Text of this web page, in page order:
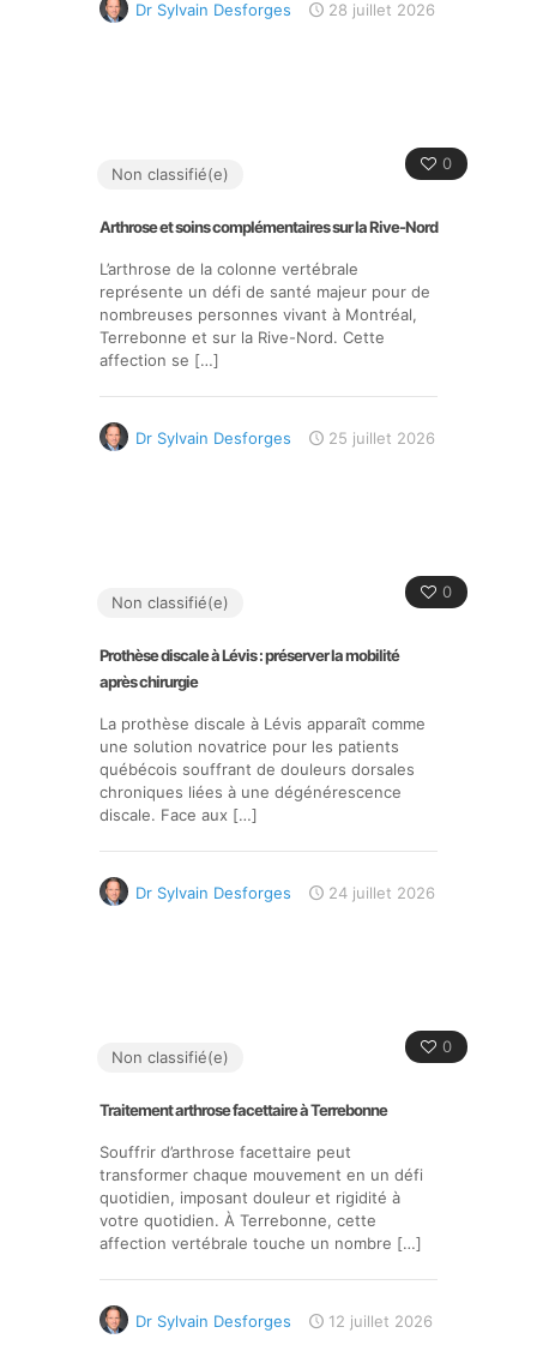
Dr Sylvain Desforges 28 juillet 2026
0
Non classifié(e)
Arthrose et soins complémentaires sur la Rive-Nord
L’arthrose de la colonne vertébrale
représente un défi de santé majeur pour de
nombreuses personnes vivant à Montréal,
Terrebonne et sur la Rive-Nord. Cette
affection se […]
Dr Sylvain Desforges 25 juillet 2026
0
Non classifié(e)
Prothèse discale à Lévis : préserver la mobilité
après chirurgie
La prothèse discale à Lévis apparaît comme
une solution novatrice pour les patients
québécois souffrant de douleurs dorsales
chroniques liées à une dégénérescence
discale. Face aux […]
Dr Sylvain Desforges 24 juillet 2026
0
Non classifié(e)
Traitement arthrose facettaire à Terrebonne
Souffrir d’arthrose facettaire peut
transformer chaque mouvement en un défi
quotidien, imposant douleur et rigidité à
votre quotidien. À Terrebonne, cette
affection vertébrale touche un nombre […]
Dr Sylvain Desforges 12 juillet 2026